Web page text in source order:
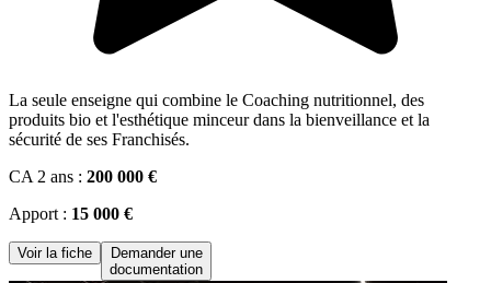
La seule enseigne qui combine le Coaching nutritionnel, des
produits bio et l'esthétique minceur dans la bienveillance et la
sécurité de ses Franchisés.
CA 2 ans : 200 000 €
Apport : 15 000 €
Voir la fiche
Demander une
documentation